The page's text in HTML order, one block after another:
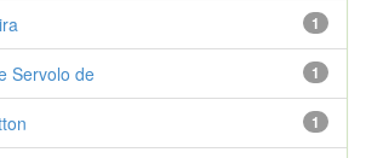
1
1
Servolo de
1